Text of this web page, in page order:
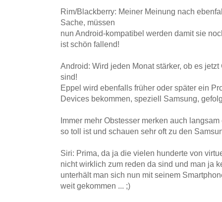
Rim/Blackberry: Meiner Meinung nach
Sache, müssen
nun Android-kompatibel werden damit sie
ist schön fallend!
Android: Wird jeden Monat stärker, ob es
sind!
Eppel wird ebenfalls früher oder später ein
Devices bekommen, speziell Samsung,
Immer mehr Obstesser merken auch
so toll ist und schauen sehr oft zu den
Siri: Prima, da ja die vielen hunderte von
nicht wirklich zum reden da sind und man ja
unterhält man sich nun mit seinem
weit gekommen ... ;)